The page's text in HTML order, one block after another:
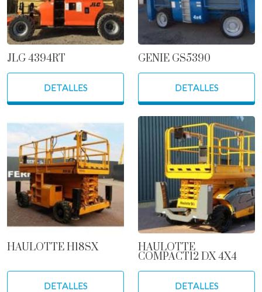
JLG 4394RT
DETALLES
GENIE GS5390
DETALLES
HAULOTTE H18SX
DETALLES
HAULOTTE
COMPACT12 DX 4X4
DETALLES